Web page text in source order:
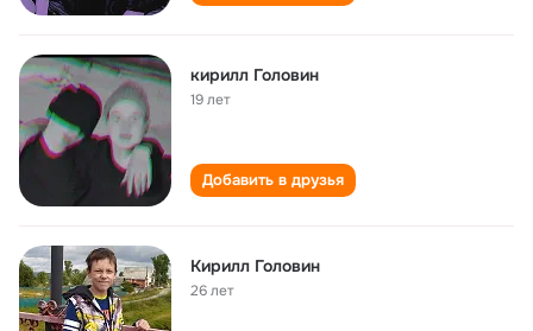
кирилл Головин
19 лет
Добавить в друзья
Кирилл Головин
26 лет